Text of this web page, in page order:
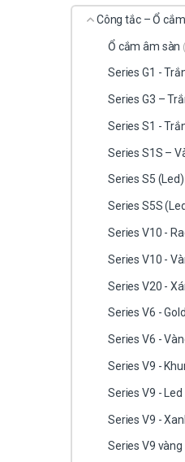
Công tắc – Ổ cắm
Ổ cắm âm sàn
Series G1 -
Series G3 –
Series S1 -
Series S1S –
Series S5
Series S5S
Series V10 -
Series V10 -
Series V20 -
Series V6 - Gold
Series V6 -
Series V9 -
Series V9 - Led
Series V9 -
Series V9 vàng